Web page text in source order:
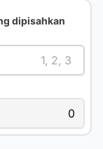
dipisahkan